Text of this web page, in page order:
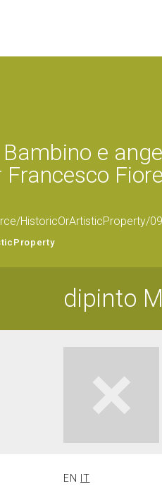
e
Francesco
HistoricOrArtisticProperty/
dipinto
EN IT